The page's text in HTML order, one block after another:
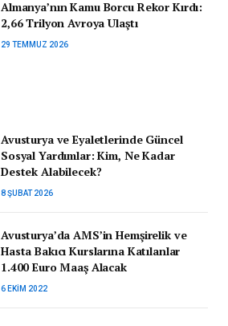
Almanya’nın Kamu Borcu Rekor Kırdı:
2,66 Trilyon Avroya Ulaştı
29 TEMMUZ 2026
Avusturya ve Eyaletlerinde Güncel
Sosyal Yardımlar: Kim, Ne Kadar
Destek Alabilecek?
8 ŞUBAT 2026
Avusturya’da AMS’in Hemşirelik ve
Hasta Bakıcı Kurslarına Katılanlar
1.400 Euro Maaş Alacak
6 EKIM 2022